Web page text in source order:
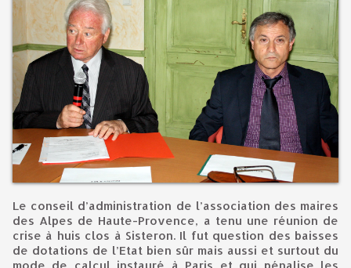
Le conseil d’administration de l’association des maires
des Alpes de Haute-Provence, a tenu une réunion de
crise à huis clos à Sisteron. Il fut question des baisses
de dotations de l’Etat bien sûr mais aussi et surtout du